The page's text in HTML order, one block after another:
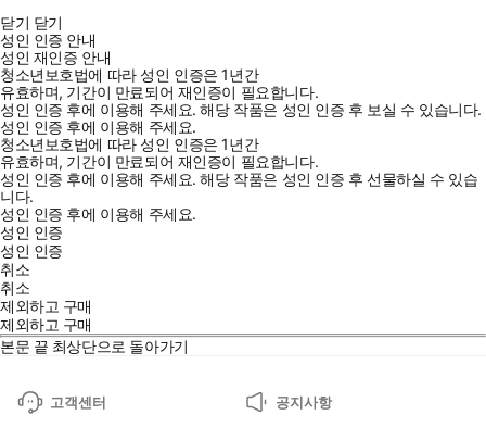
닫기 닫기
성인 인증 안내
성인 재인증 안내
청소년보호법에 따라 성인 인증은 1년간
유효하며, 기간이 만료되어 재인증이 필요합니다.
성인 인증 후에 이용해 주세요.해당 작품은 성인 인증 후 보실 수 있습니다.
성인 인증 후에 이용해 주세요.
청소년보호법에 따라 성인 인증은 1년간
유효하며, 기간이 만료되어 재인증이 필요합니다.
성인 인증 후에 이용해 주세요.해당 작품은 성인 인증 후 선물하실 수 있습
니다.
성인 인증 후에 이용해 주세요.
성인 인증
성인 인증
취소
취소
제외하고 구매
제외하고 구매
본문 끝 최상단으로 돌아가기
고객센터 공지사항